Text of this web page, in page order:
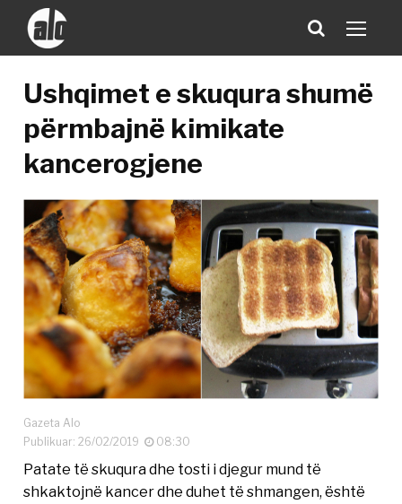
Ushqimet e skuqura shumë
përmbajnë kimikate
kancerogjene
Gazeta Alo
Publikuar: 26/02/2019
08:30
Patate të skuqura dhe tosti i djegur mund të
shkaktojnë kancer dhe duhet të shmangen, është